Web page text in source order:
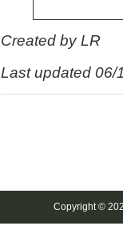
Created by LR
Last updated 06/
Copyright ©